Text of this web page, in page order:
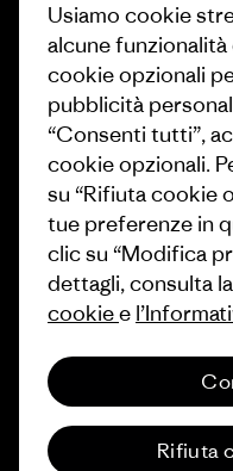
1% For The Planet
Come finanziamo
Buoni regalo
Trova un negozio
© 2026 Patagonia, Inc. All
Usiamo cookie
alcune
cookie opzionali
pubblicità
“Consenti tutti”,
cookie opzionali.
su “Rifiuta cookie
tue preferenze in
clic su “Modifica
dettagli, consulta
cookiee
Rifiuta